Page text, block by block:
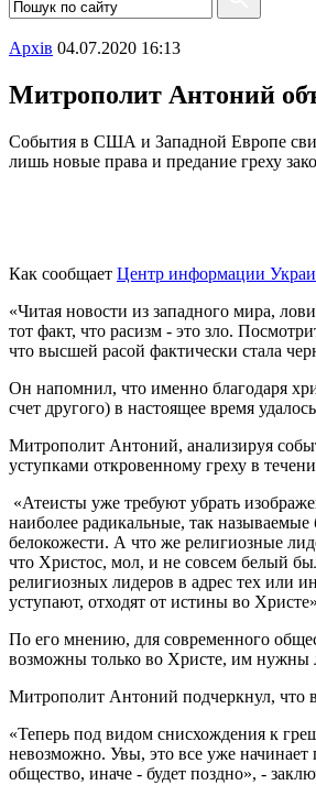
Архiв 04.07.2020 16:13
Митрополит Антоний
События в США и Западной Европе
лишь новые права и предание греху
Как сообщает Центр информации
«Читая новости из западного мира,
тот факт, что расизм - это зло.
что высшей расой фактически стала
Он напомнил, что именно благодаря
счет другого) в настоящее время
Митрополит Антоний, анализируя
уступками откровенному греху в
«Атеисты уже требуют убрать
наиболее радикальные, так
белокожести. А что же религиозные
что Христос, мол, и не совсем белый
религиозных лидеров в адрес тех или
уступают, отходят от истины во
По его мнению, для современного
возможны только во Христе, им нужны
Митрополит Антоний подчеркнул, что
«Теперь под видом снисхождения к
невозможно. Увы, это все уже
общество, иначе - будет поздно», -